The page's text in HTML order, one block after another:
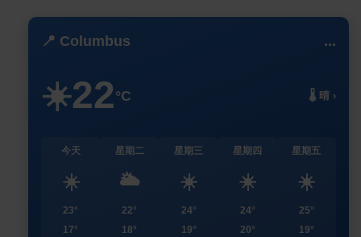
📍 Columbus ...
☀️22°C 🌡️ 晴 ›
今天
☀️
23°
17°
星期二
🌥️
22°
18°
星期三
☀️
24°
19°
星期四
☀️
24°
20°
星期五
☀️
25°
19°